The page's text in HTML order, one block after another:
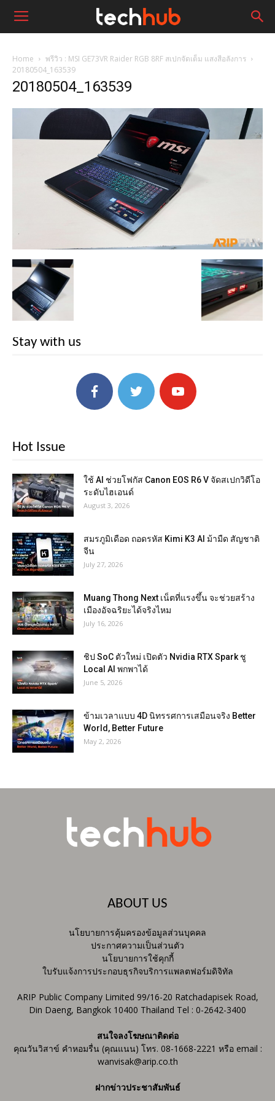
Home
พรีวิว : MSI GE73VR Raider RGB 8RF สเปกจัดเต็ม แสงสีอลังการ
20180504_163539
20180504_163539
Stay with us
Hot Issue
ใช้ AI ช่วยโฟกัส Canon EOS R6 V จัดสเปกวิดีโอ
ระดับไฮเอนด์
August 3, 2026
สมรภูมิเดือด ถอดรหัส Kimi K3 AI ม้ามืด สัญชาติ
จีน
July 27, 2026
Muang Thong Next เน็ตที่แรงขึ้น จะช่วยสร้าง
เมืองอัจฉริยะได้จริงไหม
July 16, 2026
ชิป SoC ตัวใหม่ เปิดตัว Nvidia RTX Spark ชู
Local AI พกพาได้
June 5, 2026
ข้ามเวลาแบบ 4D นิทรรศการเสมือนจริง Better
World, Better Future
May 2, 2026
ABOUT US
นโยบายการคุ้มครองข้อมูลส่วนบุคคล
ประกาศความเป็นส่วนตัว
นโยบายการใช้คุกกี้
ใบรับแจ้งการประกอบธุรกิจบริการแพลตฟอร์มดิจิทัล
ARIP Public Company Limited 99/16-20 Ratchadapisek Road,
Din Daeng, Bangkok 10400 Thailand Tel : 0-2642-3400
สนใจลงโฆษณาติดต่อ
คุณวันวิสาข์ คำหอมรื่น (คุณแนน) โทร. 08-1668-2221 หรือ email :
wanvisak@arip.co.th
ฝากข่าวประชาสัมพันธ์